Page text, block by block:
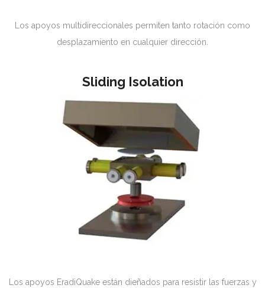
Los apoyos multidireccionales permiten tanto rotación como
desplazamiento en cualquier dirección.
Sliding Isolation
Los apoyos EradiQuake están dieñados para resistir las fuerzas y